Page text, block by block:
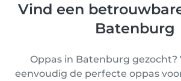
Vind een
Batenburg
Oppas in Batenburg gezocht?
eenvoudig de perfecte oppas